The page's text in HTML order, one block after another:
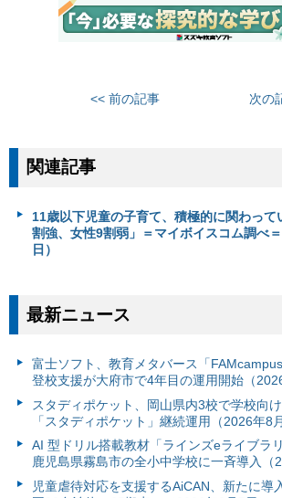
<< 前の記事 次の
関連記事
11歳以下児童の子育て、積極的に関わって
割強、女性9割弱」＝マイボイスコム調べ
日）
最新ニュース
富⼠ソフト、教育メタバース「
登校支援が大府市で4年目の運用開始（
スタディポケット、岡山県内3校で学校向
「スタディポケット」継続運用（2026年8
AI 型ドリル搭載教材「ラインズeライブラ
鹿児島県霧島市の全小中学校に一斉導入（
児童虐待対応を支援するAiCAN、新たに導